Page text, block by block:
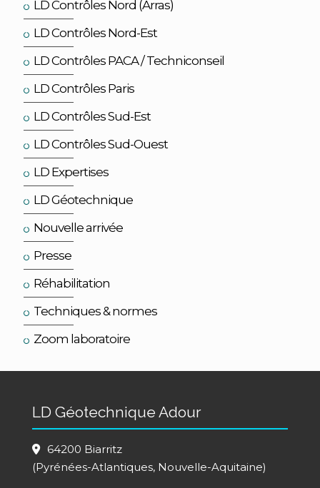
LD Contrôles Nord (Arras)
LD Contrôles Nord-Est
LD Contrôles PACA / Techniconseil
LD Contrôles Paris
LD Contrôles Sud-Est
LD Contrôles Sud-Ouest
LD Expertises
LD Géotechnique
Nouvelle arrivée
Presse
Réhabilitation
Techniques & normes
Zoom laboratoire
LD Géotechnique Adour
64200 Biarritz
(Pyrénées-Atlantiques, Nouvelle-Aquitaine)